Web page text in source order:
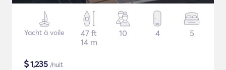
Yacht à voile
47 ft
14 m
10 4 5
$1,235 /nuit